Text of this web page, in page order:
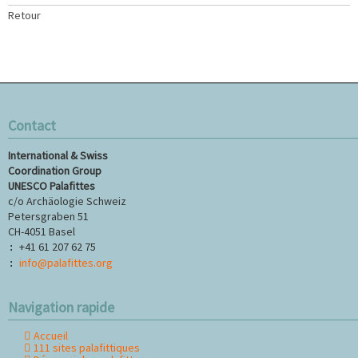
Retour
Contact
International & Swiss
Coordination Group
UNESCO Palafittes
c/o Archäologie Schweiz
Petersgraben 51
CH-4051 Basel
: +41 61 207 62 75
: info@palafittes.org
Navigation rapide
Aller Accueil
111 sites palafittiques